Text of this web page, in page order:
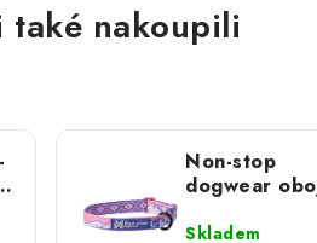
také nakoupili
Non-stop
dogwear
Rachel Pohl
Skladem